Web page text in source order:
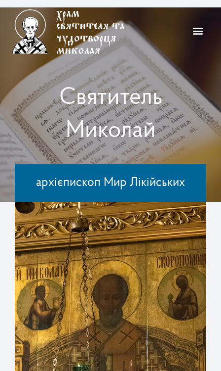
Святитель
Миколай
архієпископ Мир Лікійських